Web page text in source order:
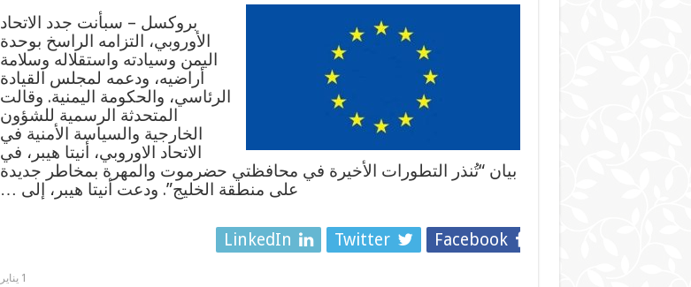
بروكسل – سبأنت جدد الاتحاد
الأوروبي، التزامه الراسخ بوحدة
اليمن وسيادته واستقلاله وسلامة
أراضيه، ودعمه لمجلس القيادة
الرئاسي، والحكومة اليمنية. وقالت
المتحدثة الرسمية للشؤون
الخارجية والسياسة الأمنية في
الاتحاد الاوروبي، أنيتا هيبر، في
بيان “تُنذر التطورات الأخيرة في محافظتي حضرموت والمهرة بمخاطر جديدة
على منطقة الخليج”. ودعت أنيتا هيبر، إلى …
Facebook
Twitter
LinkedIn
1 يناير